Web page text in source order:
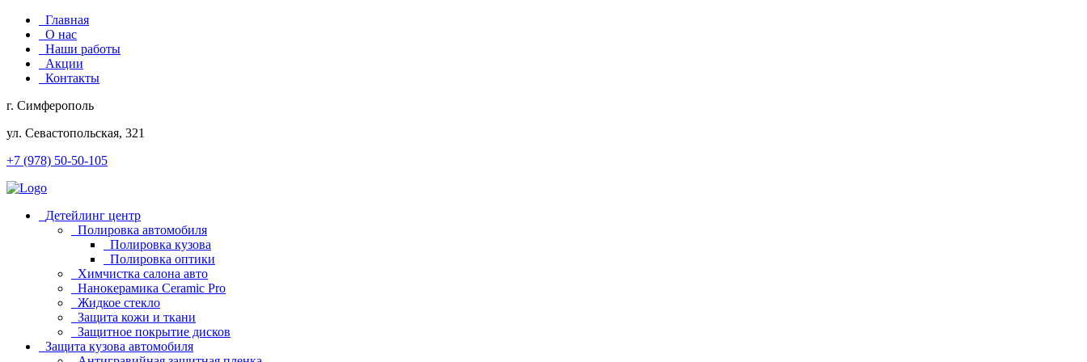
Главная
О нас
Наши работы
Акции
Контакты
г. Симферополь
ул. Севастопольская, 321
+7 (978) 50-50-105
Детейлинг центр
Полировка автомобиля
Полировка кузова
Полировка оптики
Химчистка салона авто
Нанокерамика Ceramic Pro
Жидкое стекло
Защита кожи и ткани
Защитное покрытие дисков
Защита кузова автомобиля